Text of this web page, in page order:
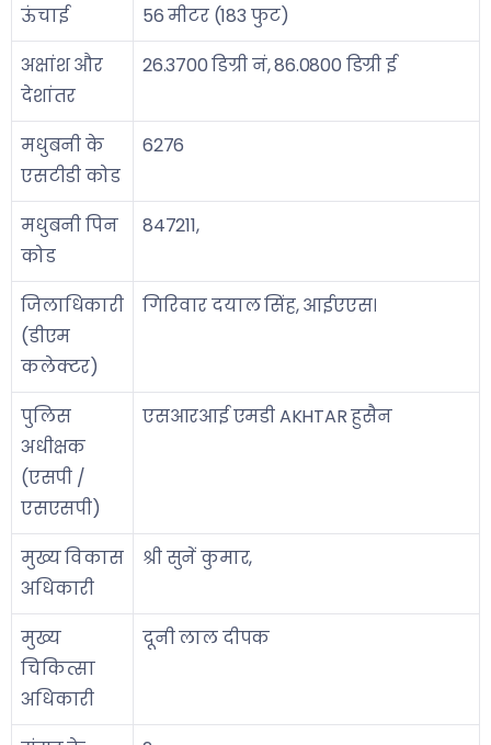
ऊंचाई
56 मीटर (183 फुट)
अक्षांश और
देशांतर
26.3700 डिग्री नं, 86.0800 डिग्री ई
मधुबनी के
एसटीडी कोड
6276
मधुबनी पिन
कोड
847211,
जिलाधिकारी
(डीएम
कलेक्टर)
गिरिवार दयाल सिंह, आईएएस।
पुलिस
अधीक्षक
(एसपी /
एसएसपी)
एसआरआई एमडी AKHTAR हुसैन
मुख्य विकास
अधिकारी
श्री सुनें कुमार,
मुख्य
चिकित्सा
अधिकारी
दूनी लाल दीपक